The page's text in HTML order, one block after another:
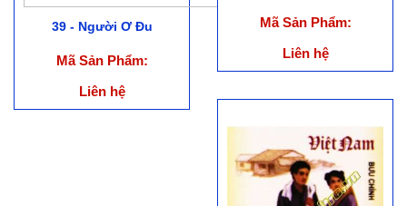
39 - Người Ơ Đu
Mã Sản Phẩm:
Liên hệ
Mã Sản Phẩm:
Liên hệ